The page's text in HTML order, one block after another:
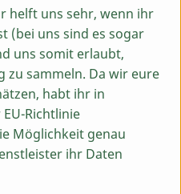
helft uns sehr, wenn ihr
(bei uns sind es sogar
uns somit erlaubt,
zu sammeln. Da wir eure
habt ihr in
Richtlinie
Möglichkeit genau
ihr Daten